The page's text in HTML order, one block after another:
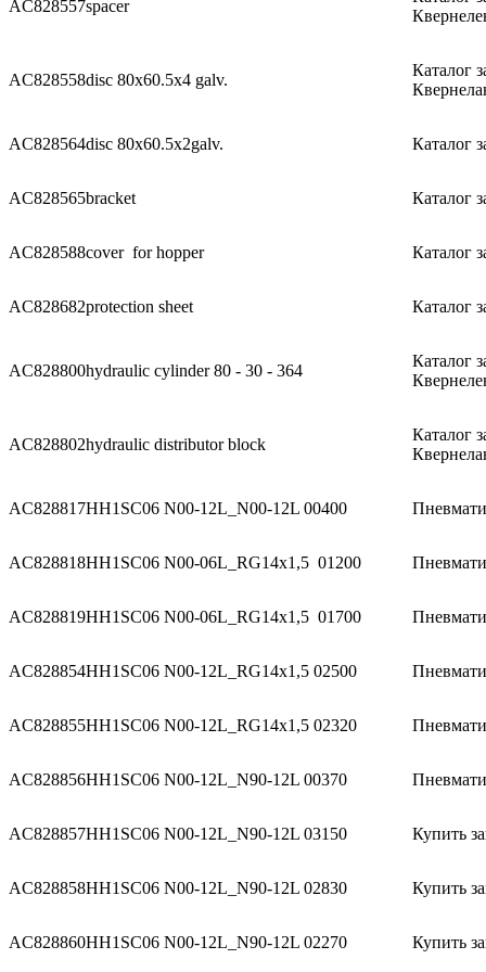
AC828557spacer
AC828558disc 80x60.5x4 galv.
Каталог
AC828564disc 80x60.5x2galv. Каталог
AC828565bracket Каталог
AC828588cover for hopper Каталог
AC828682protection sheet Каталог
AC828800hydraulic cylinder 80 - 30 - 364
Каталог
AC828802hydraulic distributor block
Каталог
AC828817HH1SC06 N00-12L_N00-12L 00400
AC828818HH1SC06 N00-06L_RG14x1,5 01200
AC828819HH1SC06 N00-06L_RG14x1,5 01700
AC828854HH1SC06 N00-12L_RG14x1,5 02500
AC828855HH1SC06 N00-12L_RG14x1,5 02320
AC828856HH1SC06 N00-12L_N90-12L 00370
AC828857HH1SC06 N00-12L_N90-12L 03150 Купить
AC828858HH1SC06 N00-12L_N90-12L 02830 Купить
AC828860HH1SC06 N00-12L_N90-12L 02270 Купить